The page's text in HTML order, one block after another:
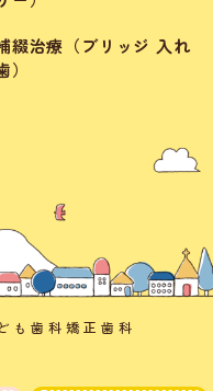
綴治療（ブリッジ 入れ
）
歯科矯正歯科